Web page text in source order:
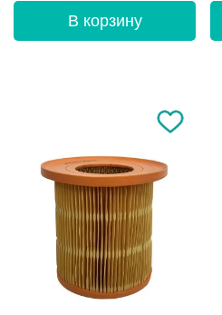
В корзину